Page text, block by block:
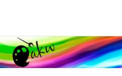
de
inhoud
Schilderen